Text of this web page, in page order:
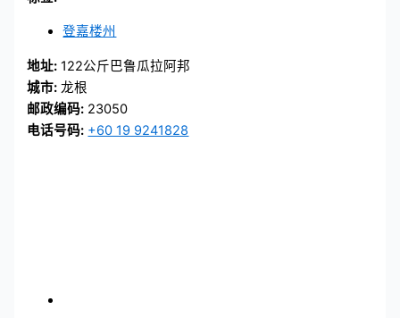
登嘉楼州
地址: 122公斤巴鲁瓜拉阿邦
城市: 龙根
邮政编码: 23050
电话号码: +60 19 9241828